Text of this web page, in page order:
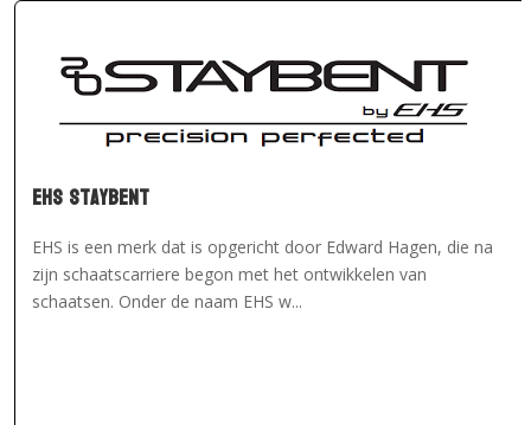
EHS Staybent
EHS is een merk dat is opgericht door Edward Hagen, die na
zijn schaatscarriere begon met het ontwikkelen van
schaatsen. Onder de naam EHS w...